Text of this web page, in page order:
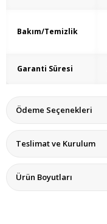
Bakım/Temizlik
Garanti Süresi
Ödeme Seçenekleri
Teslimat ve Kurulum
Ürün Boyutları